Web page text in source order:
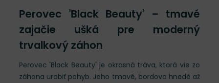
Perovec 'Black Beauty' – tmavé
zajačie ušká pre moderný
trvalkový záhon
Perovec 'Black Beauty' je okrasná tráva, ktorá vie zo
záhona urobiť pohyb. Jeho tmavé, bordovo hnedé až